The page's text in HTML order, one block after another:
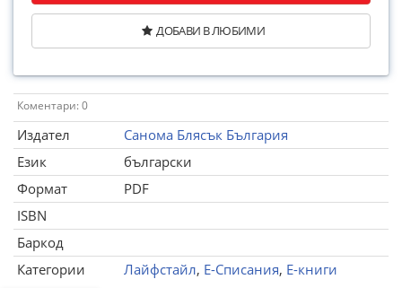
ДОБАВИ В ЛЮБИМИ
Коментари: 0
Издател
Санома Блясък България
Език
български
Формат
PDF
ISBN
Баркод
Категории
Лайфстайл, Е-Списания, Е-книги